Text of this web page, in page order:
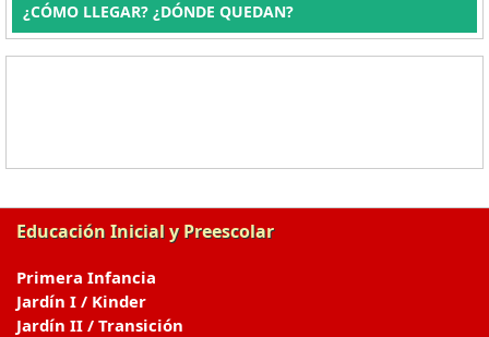
¿CÓMO LLEGAR? ¿DÓNDE QUEDAN?
Educación Inicial y Preescolar
Primera Infancia
Jardín I / Kinder
Jardín II / Transición